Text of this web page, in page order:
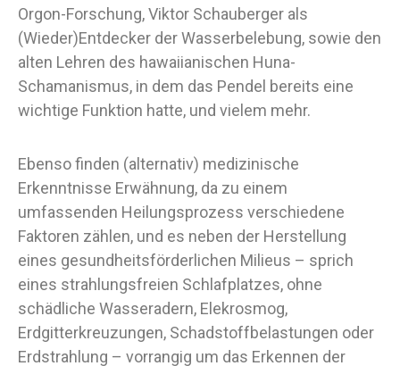
Orgon-Forschung, Viktor Schauberger als
(Wieder)Entdecker der Wasserbelebung, sowie den
alten Lehren des hawaiianischen Huna-
Schamanismus, in dem das Pendel bereits eine
wichtige Funktion hatte, und vielem mehr.
Ebenso finden (alternativ) medizinische
Erkenntnisse Erwähnung, da zu einem
umfassenden Heilungsprozess verschiedene
Faktoren zählen, und es neben der Herstellung
eines gesundheitsförderlichen Milieus – sprich
eines strahlungsfreien Schlafplatzes, ohne
schädliche Wasseradern, Elekrosmog,
Erdgitterkreuzungen, Schadstoffbelastungen oder
Erdstrahlung – vorrangig um das Erkennen der